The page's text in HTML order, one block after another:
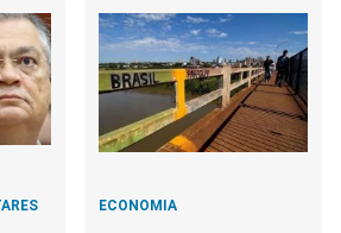
ECONOMIA